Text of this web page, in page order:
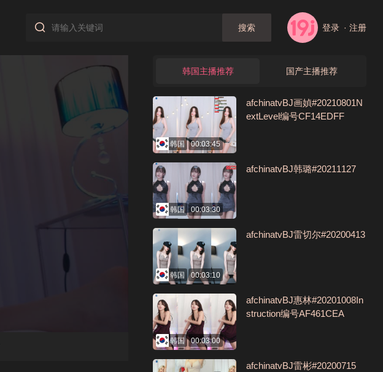
搜索 登录 · 注册
韩国主播推荐 国产主播推荐
韩国 00:03:45
afchinatvBJ画媜#20210801N
extLevel编号CF14EDFF
韩国 00:03:30
afchinatvBJ韩璐#20211127
韩国 00:03:10
afchinatvBJ雷切尔#20200413
韩国 00:03:00
afchinatvBJ惠林#20201008In
struction编号AF461CEA
afchinatvBJ雷彬#20200715